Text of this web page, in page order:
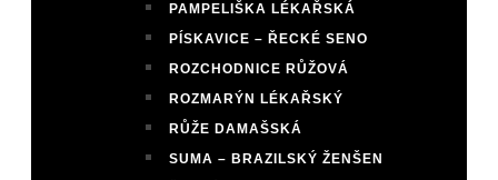
PAMPELIŠKA LÉKAŘSKÁ
PÍSKAVICE – ŘECKÉ SENO
ROZCHODNICE RŮŽOVÁ
ROZMARÝN LÉKAŘSKÝ
RŮŽE DAMAŠSKÁ
SUMA – BRAZILSKÝ ŽENŠEN